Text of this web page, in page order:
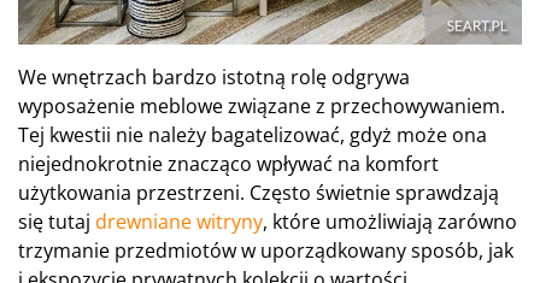
We wnętrzach bardzo istotną rolę odgrywa
wyposażenie meblowe związane z przechowywaniem.
Tej kwestii nie należy bagatelizować, gdyż może ona
niejednokrotnie znacząco wpływać na komfort
użytkowania przestrzeni. Często świetnie sprawdzają
się tutaj drewniane witryny, które umożliwiają zarówno
trzymanie przedmiotów w uporządkowany sposób, jak